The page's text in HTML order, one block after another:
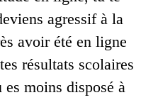
agressif à la
avoir été en ligne
résultats scolaires
es moins disposé à